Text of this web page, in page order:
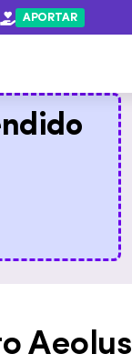
APORTAR
Aeolus